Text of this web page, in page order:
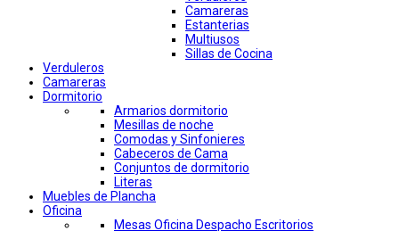
Camareras
Estanterias
Multiusos
Sillas de Cocina
Verduleros
Camareras
Dormitorio
Armarios dormitorio
Mesillas de noche
Comodas y Sinfonieres
Cabeceros de Cama
Conjuntos de dormitorio
Literas
Muebles de Plancha
Oficina
Mesas Oficina Despacho Escritorios